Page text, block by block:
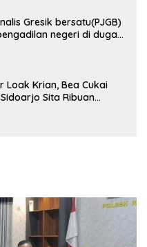
Gresik bersatu(PJGB)
negeri di duga
Loak Krian, Bea Cukai
Sita Ribuan